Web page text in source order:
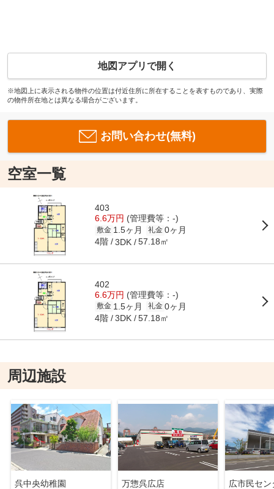
地図アプリで開く
※地図上に表示される物件の位置は付近住所に所在することを表すものであり、実際
の物件所在地とは異なる場合がございます。
お問い合わせ(無料)
空室一覧
403
6.6万円 (管理費等：-)
敷金 1.5ヶ月 礼金 0ヶ月
4階 3DK 57.18㎡
402
6.6万円 (管理費等：-)
敷金 1.5ヶ月 礼金 0ヶ月
4階 3DK 57.18㎡
周辺施設
呉中央幼稚園
万惣呉広店
広市民セン